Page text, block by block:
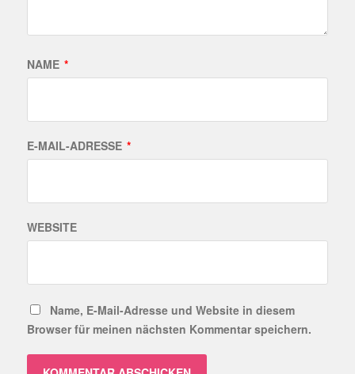
NAME *
E-MAIL-ADRESSE *
WEBSITE
Name, E-Mail-Adresse und Website in diesem
Browser für meinen nächsten Kommentar speichern.